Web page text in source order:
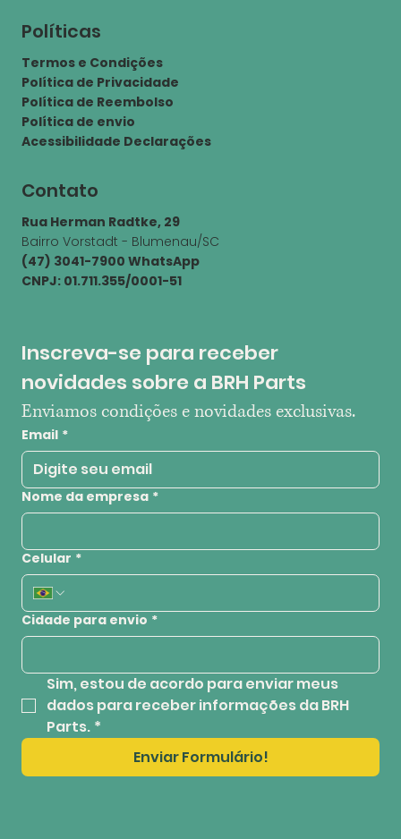
Políticas
Termos e Condições
Política de Privacidade
Política de Reembolso
Política de envio
Acessibilidade Declarações
Contato
Rua Herman Radtke, 29
Bairro Vorstadt - Blumenau/SC
(47) 3041-7900 WhatsApp
CNPJ: 01.711.355/0001-51
Inscreva-se para receber
novidades sobre a BRH Parts
Enviamos condições e novidades exclusivas.
Email *
Nome da empresa *
Celular *
Cidade para envio *
Sim, estou de acordo para enviar meus
dados para receber informações da BRH
Parts. *
Enviar Formulário!